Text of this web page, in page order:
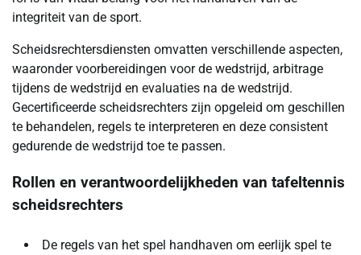
integriteit van de sport.
Scheidsrechtersdiensten omvatten verschillende aspecten,
waaronder voorbereidingen voor de wedstrijd, arbitrage
tijdens de wedstrijd en evaluaties na de wedstrijd.
Gecertificeerde scheidsrechters zijn opgeleid om geschillen
te behandelen, regels te interpreteren en deze consistent
gedurende de wedstrijd toe te passen.
Rollen en verantwoordelijkheden van tafeltennis
scheidsrechters
De regels van het spel handhaven om eerlijk spel te